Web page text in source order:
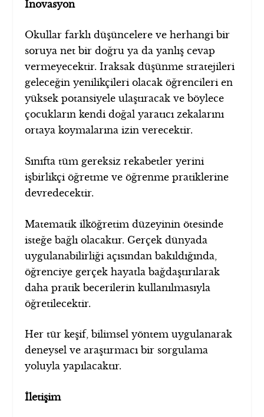
İnovasyon
Okullar farklı düşüncelere ve herhangi bir
soruya net bir doğru ya da yanlış cevap
vermeyecektir. Iraksak düşünme stratejileri
geleceğin yenilikçileri olacak öğrencileri en
yüksek potansiyele ulaştıracak ve böylece
çocukların kendi doğal yaratıcı zekalarını
ortaya koymalarına izin verecektir.
Sınıfta tüm gereksiz rekabetler yerini
işbirlikçi öğretme ve öğrenme pratiklerine
devredecektir.
Matematik ilköğretim düzeyinin ötesinde
isteğe bağlı olacaktır. Gerçek dünyada
uygulanabilirliği açısından bakıldığında,
öğrenciye gerçek hayatla bağdaştırılarak
daha pratik becerilerin kullanılmasıyla
öğretilecektir.
Her tür keşif, bilimsel yöntem uygulanarak
deneysel ve araştırmacı bir sorgulama
yoluyla yapılacaktır.
İletişim